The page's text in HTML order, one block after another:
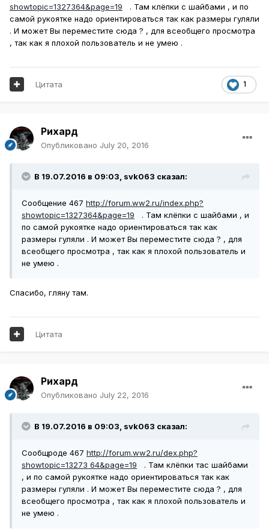
showtopic=1327364&page=19 . Там клёпки с шайбами , и по
самой рукоятке надо ориентироваться так как размеры гуляли
. И может Вы переместите сюда ? , для всеобщего просмотра
, так как я плохой пользователь и не умею .
1
Цитата
Рихард
Опубликовано July 20, 2016
В 19.07.2016 в 09:03, svk063 сказал:
Сообщение 467 http://forum.ww2.ru/index.php?
showtopic=1327364&page=19 . Там клёпки с шайбами , и
по самой рукоятке надо ориентироваться так как
размеры гуляли . И может Вы переместите сюда ? , для
всеобщего просмотра , так как я плохой пользователь и
не умею .
Спасибо, гляну там.
Цитата
Рихард
Опубликовано July 22, 2016
В 19.07.2016 в 09:03, svk063 сказал:
Сообщроде 467 http://forum.ww2.ru/dex.php?
showtopic=13273 64&page=19 . Там клёпки тас шайбами
, и по самой рукоятке надо ориентироваться так как
размеры гуляли . И может Вы переместите сюда ? , для
всеобщего просмотра , так как я плохой пользователь и
не умею .